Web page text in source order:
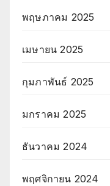
พฤษภาคม 2025
เมษายน 2025
กุมภาพันธ์ 2025
มกราคม 2025
ธันวาคม 2024
พฤศจิกายน 2024